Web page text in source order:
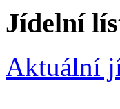
Jídelní
Aktuální